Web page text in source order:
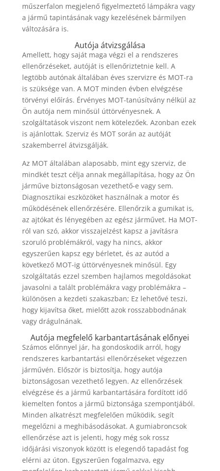
műszerfalon megjelenő figyelmeztető lámpákra vagy
a jármű tapintásának vagy kezelésének bármilyen
változására is.
Autója átvizsgálása
Amellett, hogy saját maga végzi el a rendszeres
ellenőrzéseket, autóját is ellenőriztetnie kell. A
legtöbb autónak általában éves szervizre és MOT-ra
is szüksége van. A MOT minden évben elvégzése
törvényi előírás. Érvényes MOT-tanúsítvány nélkül az
Ön autója nem minősül úttörvényesnek. A
szolgáltatások viszont nem kötelezőek. Azonban ezek
is ajánlottak. Szerviz és MOT során az autóját
szakemberrel átvizsgálják.
Az MOT általában alaposabb, mint egy szerviz, de
mindkét teszt célja annak megállapítása, hogy az Ön
járműve biztonságosan vezethető-e vagy sem.
Diagnosztikai eszközöket használnak a motor és
működésének ellenőrzésére. Ellenőrzik a gumikat is,
az ajtókat és lényegében az egész járművet. Ha MOT-
ról van szó, akkor visszajelzést kapsz a javításra
szoruló problémákról, vagy ha nincs, akkor
egyszerűen kapsz egy bérletet, és az autód a
következő MOT-ig úttörvényesnek minősül. Egy
szolgáltatás ezzel szemben hajlamos megoldásokat
javasolni a talált problémákra vagy problémákra –
különösen a kezdeti szakaszban; Ez lehetővé teszi,
hogy kijavítsa őket, mielőtt azok rosszabbodnának
vagy drágulnának.
Autója megfelelő karbantartásának előnyei
Számos előnnyel jár, ha gondoskodik arról, hogy
rendszeres karbantartási ellenőrzéseket végezzen
járművén. Először is biztosítja, hogy autója
biztonságosan vezethető legyen. Az ellenőrzések
elvégzése és a jármű karbantartására fordított idő
kiemelten fontos a jármű biztonsága szempontjából.
Minden alkatrészt megfelelően működik, segít
megelőzni a meghibásodásokat. A gumiabroncsok
ellenőrzése azt is jelenti, hogy még sok rossz
időjárási viszonyok között is elegendő tapadást fog
elérni az úton. Egyszerűen fogalmazva, egy